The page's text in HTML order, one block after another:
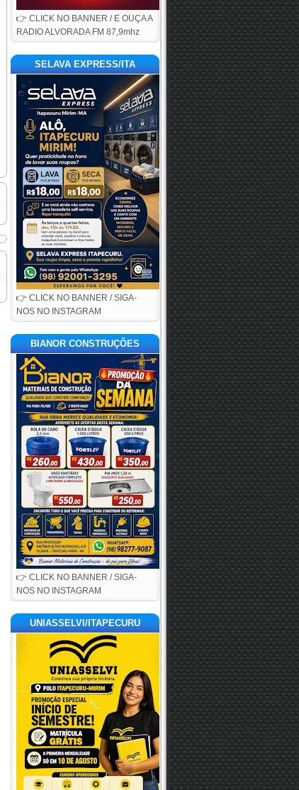
👉 CLICK NO BANNER / E OUÇA A
RADIO ALVORADA FM 87,9mhz
SELAVA EXPRESS/ITA
👉 CLICK NO BANNER / SIGA-
NOS NO INSTAGRAM
BIANOR CONSTRUÇÕES
👉 CLICK NO BANNER / SIGA-
NOS NO INSTAGRAM
UNIASSELVI/ITAPECURU